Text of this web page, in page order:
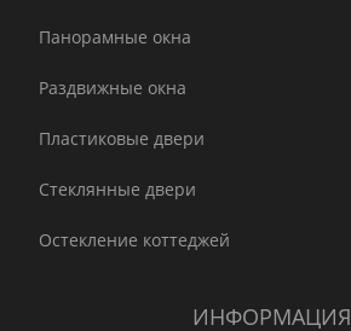
Панорамные окна
Раздвижные окна
Пластиковые двери
Стеклянные двери
Остекление коттеджей
ИНФОРМАЦИЯ